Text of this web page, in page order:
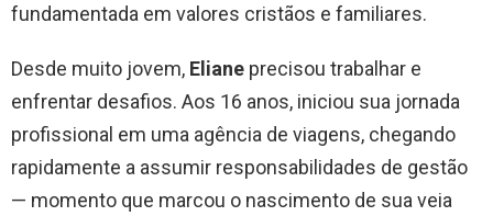
fundamentada em valores cristãos e familiares.
Desde muito jovem, Eliane precisou trabalhar e
enfrentar desafios. Aos 16 anos, iniciou sua jornada
profissional em uma agência de viagens, chegando
rapidamente a assumir responsabilidades de gestão
— momento que marcou o nascimento de sua veia